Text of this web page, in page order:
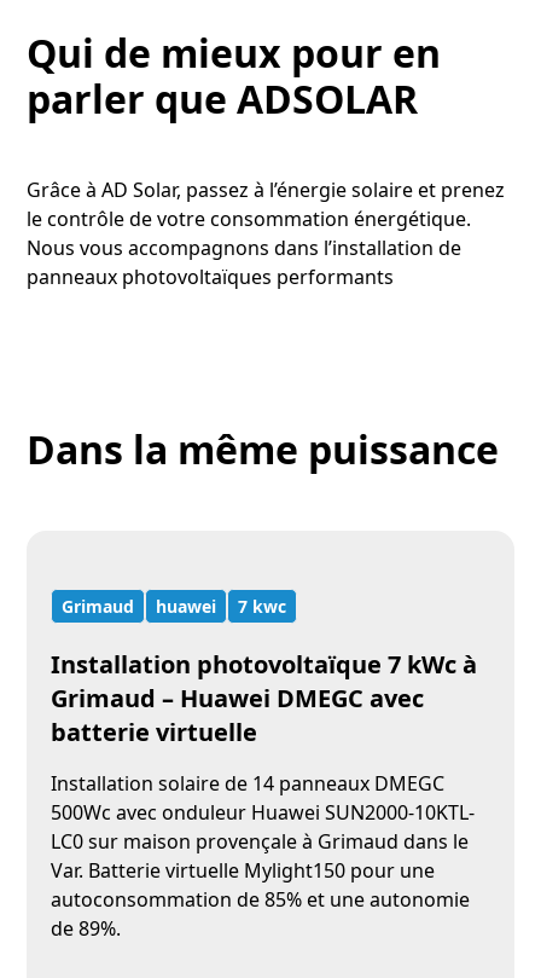
Qui de mieux pour en
parler que ADSOLAR
Grâce à AD Solar, passez à l’énergie solaire et prenez
le contrôle de votre consommation énergétique.
Nous vous accompagnons dans l’installation de
panneaux photovoltaïques performants
Dans la même puissance
Grimaud huawei 7 kwc
Installation photovoltaïque 7 kWc à
Grimaud – Huawei DMEGC avec
batterie virtuelle
Installation solaire de 14 panneaux DMEGC
500Wc avec onduleur Huawei SUN2000-10KTL-
LC0 sur maison provençale à Grimaud dans le
Var. Batterie virtuelle Mylight150 pour une
autoconsommation de 85% et une autonomie
de 89%.